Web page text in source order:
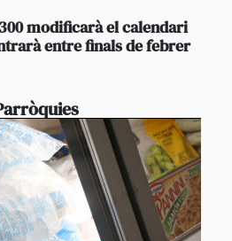
modificarà el calendari
entre finals de febrer